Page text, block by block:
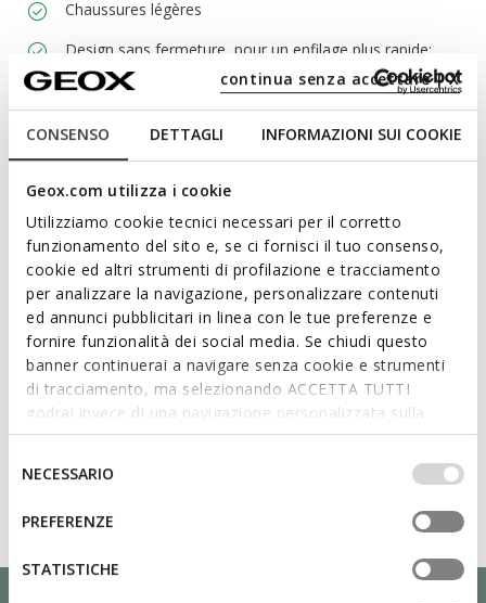
CONSENSO DETTAGLI INFORMAZIONI SUI COOKIE
Geox.com utilizza i cookie
Utilizziamo cookie tecnici necessari per il corretto
funzionamento del sito e, se ci fornisci il tuo consenso,
cookie ed altri strumenti di profilazione e tracciamento
per analizzare la navigazione, personalizzare contenuti
ed annunci pubblicitari in linea con le tue preferenze e
fornire funzionalità dei social media. Se chiudi questo
banner continuerai a navigare senza cookie e strumenti
di tracciamento, ma selezionando ACCETTA TUTTI
godrai invece di una navigazione personalizzata sulla
base dei tuoi gusti ed interessi. Selezionando
IMPOSTAZIONI potrai anche scegliere quali cookies ed
altri strumenti di tracciamento autorizzare. Per maggiori
informazioni o per modificare in qualsiasi momento le
tue impostazioni, visita la nostra
del
consenso
NECESSARIO
PREFERENZE
STATISTICHE
continua senza accettare | X
Chaussures légères
Design sans fermeture, pour un enfilage plus rapide;
Semelle intérieure amovible
Matériaux
Technologies